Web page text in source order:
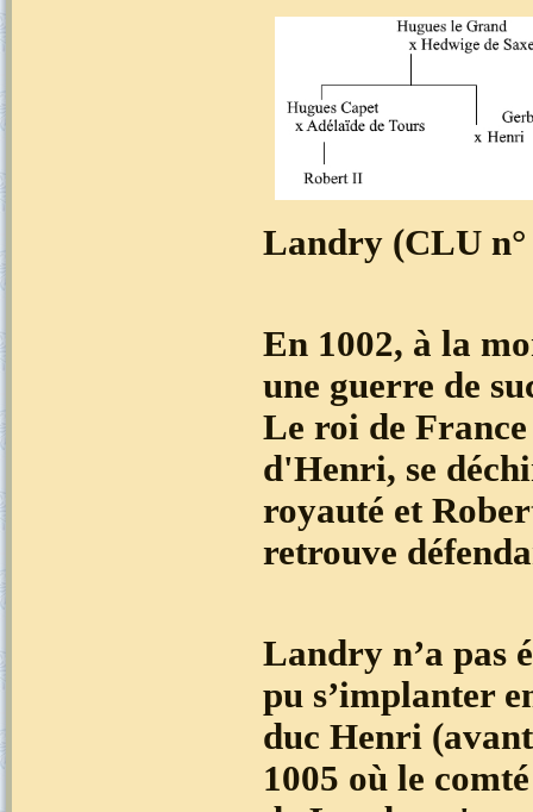
Landry (CLU n°
En 1002, à la
une guerre de
Le roi de
d'Henri, se
royauté et
retrouve
Landry n’a pas
pu s’implanter
duc Henri
1005 où le